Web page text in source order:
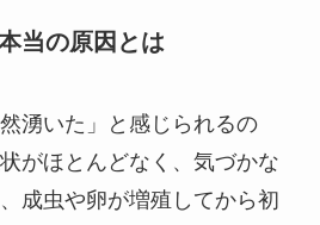
当の原因とは
湧いた」と感じられるの
がほとんどなく、気づかな
成虫や卵が増殖してから初